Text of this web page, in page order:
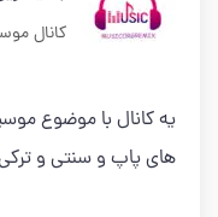
کانال
یه کانال با موضوع
های پاپ و سنتی و ترکی